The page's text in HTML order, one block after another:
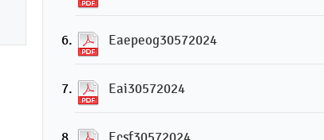
Eaepeog30572024
Eai30572024
Ecsf30572024